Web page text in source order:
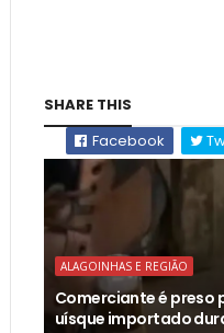
SHARE THIS
Facebook
ALAGOINHAS E REGIÃO
Comerciante é preso
uísque importado